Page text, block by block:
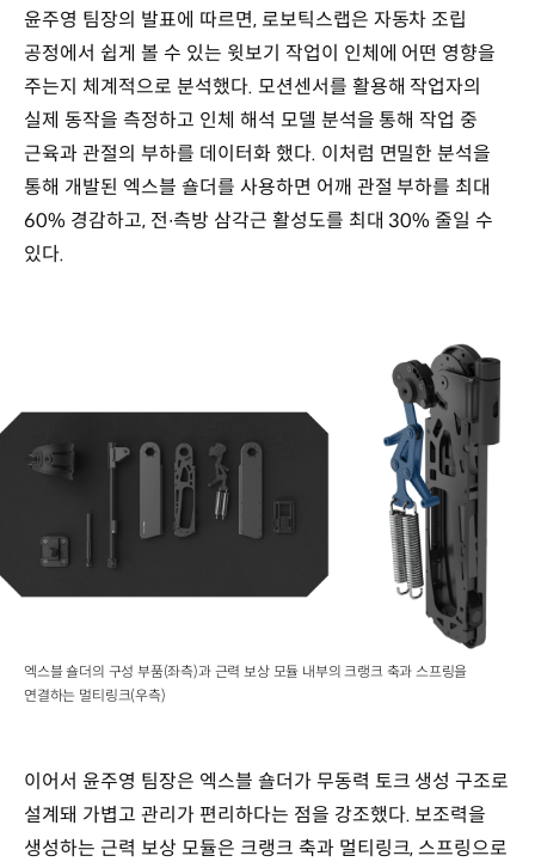
윤주영 팀장의 발표에 따르면, 로보틱스랩은 자동차 조립
공정에서 쉽게 볼 수 있는 윗보기 작업이 인체에 어떤 영향을
주는지 체계적으로 분석했다. 모션센서를 활용해 작업자의
실제 동작을 측정하고 인체 해석 모델 분석을 통해 작업 중
근육과 관절의 부하를 데이터화 했다. 이처럼 면밀한 분석을
통해 개발된 엑스블 숄더를 사용하면 어깨 관절 부하를 최대
60% 경감하고, 전∙측방 삼각근 활성도를 최대 30% 줄일 수
있다.
엑스블 숄더의 구성 부품(좌측)과 근력 보상 모듈 내부의 크랭크 축과 스프링을
연결하는 멀티링크(우측)
이어서 윤주영 팀장은 엑스블 숄더가 무동력 토크 생성 구조로
설계돼 가볍고 관리가 편리하다는 점을 강조했다. 보조력을
생성하는 근력 보상 모듈은 크랭크 축과 멀티링크, 스프링으로